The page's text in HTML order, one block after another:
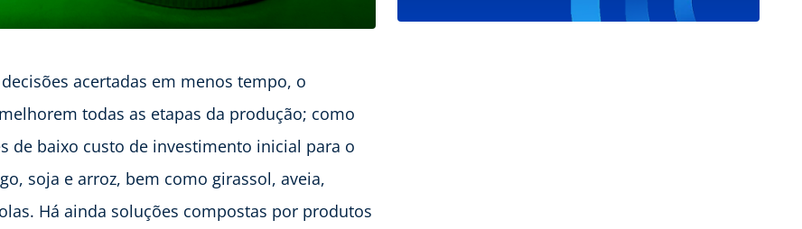
acertadas em menos tempo, o
todas as etapas da produção; como
de baixo custo de investimento inicial para o
soja e arroz, bem como girassol, aveia,
Há ainda soluções compostas por produtos